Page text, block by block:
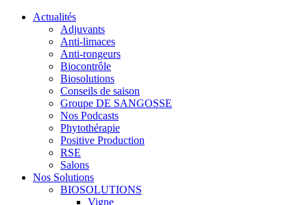
Actualités
Adjuvants
Anti-limaces
Anti-rongeurs
Biocontrôle
Biosolutions
Conseils de saison
Groupe DE SANGOSSE
Nos Podcasts
Phytothérapie
Positive Production
RSE
Salons
Nos Solutions
BIOSOLUTIONS
Vigne